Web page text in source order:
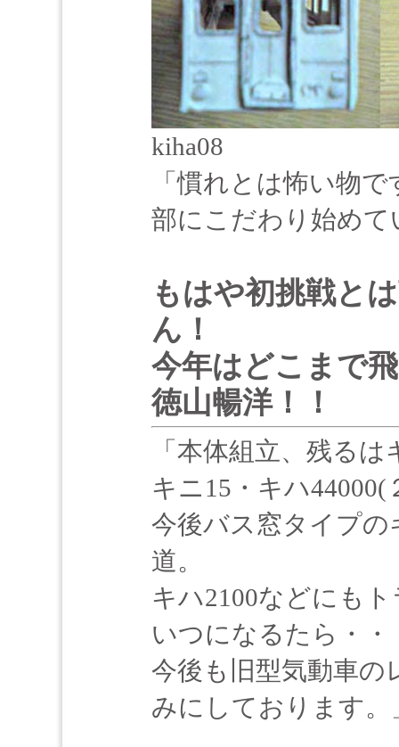
kiha08
「慣れとは怖い物
部にこだわり始めて
もはや初挑戦と
ん！
今年はどこまで
徳山暢洋！！
「本体組立、残る
キニ15・キハ
今後バス窓タイプの
道。
キハ2100などにも
いつになるたら・・
今後も旧型気動車の
みにしております。